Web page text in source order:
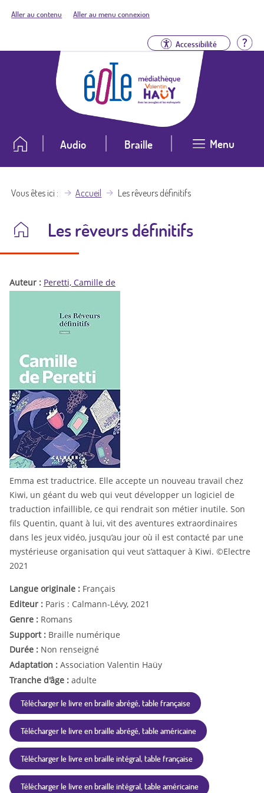
Aller au contenu Aller au menu connexion
Accessibilité
Audio Braille Menu
Vous êtes ici Accueil Les rêveurs définitifs
Les rêveurs définitifs
Auteur : Peretti, Camille de
Emma est traductrice. Elle accepte un nouveau travail chez
Kiwi, un géant du web qui veut développer un logiciel de
traduction infaillible, ce qui rendrait son métier inutile. Son
fils Quentin, quant à lui, vit des aventures extraordinaires
dans les jeux vidéo, jusqu’au jour où il est contacté par une
mystérieuse organisation qui veut s’attaquer à Kiwi. ©Electre
2021
Langue originale : Français
Editeur : Paris : Calmann-Lévy, 2021
Genre : Romans
Support : Braille numérique
Durée : Non renseigné
Adaptation : Association Valentin Haüy
Tranche d'âge : adulte
Télécharger le livre en braille abrégé, table française
Télécharger le livre en braille abrégé, table américaine
Télécharger le livre en braille intégral, table française
Télécharger le livre en braille intégral, table américaine